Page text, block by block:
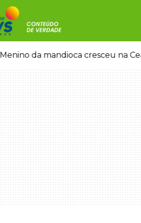
Menino da mandioca cresceu na